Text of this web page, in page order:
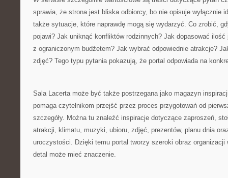
sprawia, że strona jest bliska odbiorcy, bo nie opisuje wyłącznie
także sytuacje, które naprawdę mogą się wydarzyć. Co zrobić,
pojawi? Jak uniknąć konfliktów rodzinnych? Jak dopasować
z ograniczonym budżetem? Jak wybrać odpowiednie atrakcje?
zdjęć? Tego typu pytania pokazują, że portal odpowiada na
Sala Lacerta może być także postrzegana jako magazyn
pomaga czytelnikom przejść przez proces przygotowań od
szczegóły. Można tu znaleźć inspiracje dotyczące zaproszeń,
atrakcji, klimatu, muzyki, ubioru, zdjęć, prezentów, planu dnia
uroczystości. Dzięki temu portal tworzy szeroki obraz
detal może mieć znaczenie.